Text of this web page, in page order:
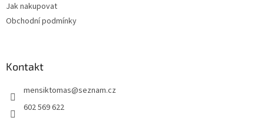
Jak nakupovat
Obchodní podmínky
Kontakt
mensiktomas@seznam.cz
602 569 622